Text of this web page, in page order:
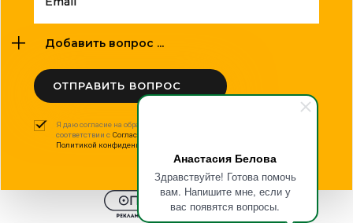
Анастасия Белова
Здравствуйте! Готова помочь
вам. Напишите мне, если у
вас появятся вопросы.
Добавить вопрос ...
ОТПРАВИТЬ ВОПРОС
Я даю согласие на обработку моих персональных данных в
соответствии с Согласием на обработку персональных данных
Политикой конфиденциальности